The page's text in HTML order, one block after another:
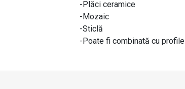
-Plăci ceramice
-Mozaic
-Sticlă
-Poate fi combinată cu